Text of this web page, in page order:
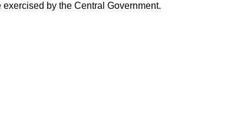
by the Central Government.